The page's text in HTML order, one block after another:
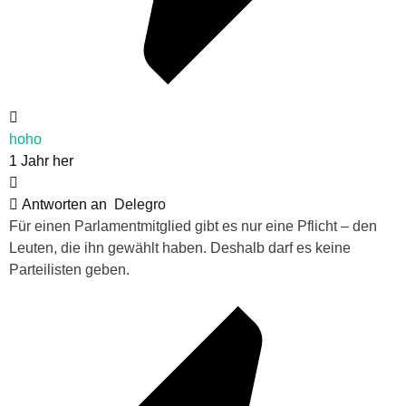
hoho
1 Jahr her
Antworten an
Delegro
Für einen Parlamentmitglied gibt es nur eine Pflicht – den
Leuten, die ihn gewählt haben. Deshalb darf es keine
Parteilisten geben.